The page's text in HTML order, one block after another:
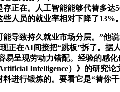
正在。人工智能能够代替多
人员的就业率相对下降了13%
致持久就业市场分层。”他
正在AI间接把“跳板”拆了。据
易呈现劳动力错配。经验的感
Intelligence）》的研
进行锻炼的。要看它是“替你干